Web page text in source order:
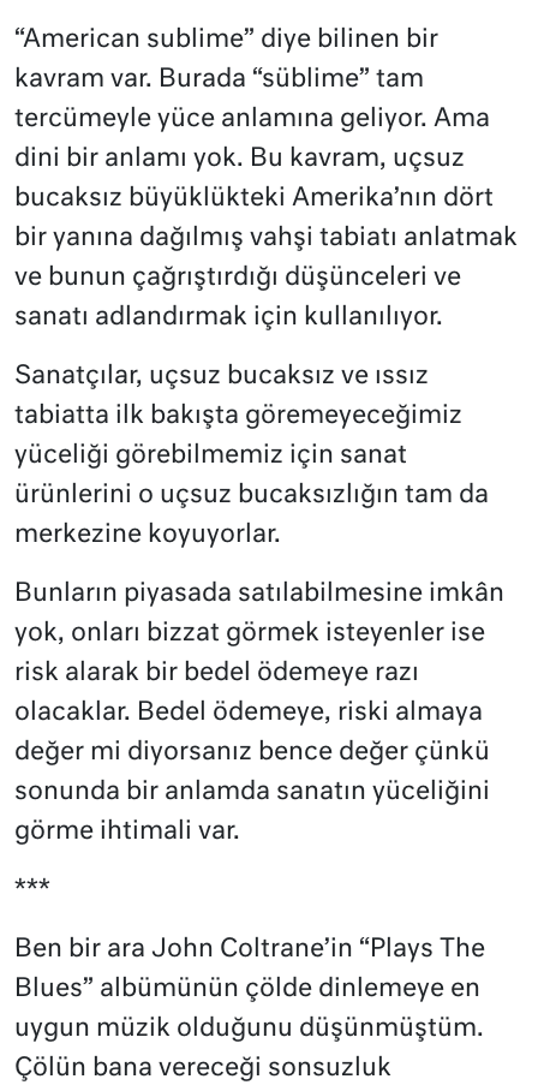
“American sublime” diye bilinen bir
kavram var. Burada “süblime” tam
tercümeyle yüce anlamına geliyor. Ama
dini bir anlamı yok. Bu kavram, uçsuz
bucaksız büyüklükteki Amerika’nın dört
bir yanına dağılmış vahşi tabiatı anlatmak
ve bunun çağrıştırdığı düşünceleri ve
sanatı adlandırmak için kullanılıyor.
Sanatçılar, uçsuz bucaksız ve ıssız
tabiatta ilk bakışta göremeyeceğimiz
yüceliği görebilmemiz için sanat
ürünlerini o uçsuz bucaksızlığın tam da
merkezine koyuyorlar.
Bunların piyasada satılabilmesine imkân
yok, onları bizzat görmek isteyenler ise
risk alarak bir bedel ödemeye razı
olacaklar. Bedel ödemeye, riski almaya
değer mi diyorsanız bence değer çünkü
sonunda bir anlamda sanatın yüceliğini
görme ihtimali var.
***
Ben bir ara John Coltrane’in “Plays The
Blues” albümünün çölde dinlemeye en
uygun müzik olduğunu düşünmüştüm.
Çölün bana vereceği sonsuzluk